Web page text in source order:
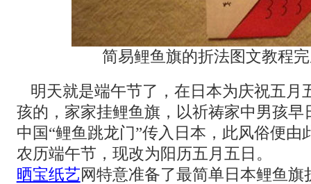
简易鲤鱼旗的折法图文教程
明天就是端午节了，在日本为庆祝五月
孩的，家家挂鲤鱼旗，以祈祷家中男孩早
中国“鲤鱼跳龙门”传入日本，此风俗便由
农历端午节，现改为阳历五月五日。
晒宝纸艺网特意准备了最简单日本鲤鱼